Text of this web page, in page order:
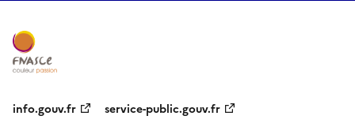
info.gouv.fr service-public.gouv.fr